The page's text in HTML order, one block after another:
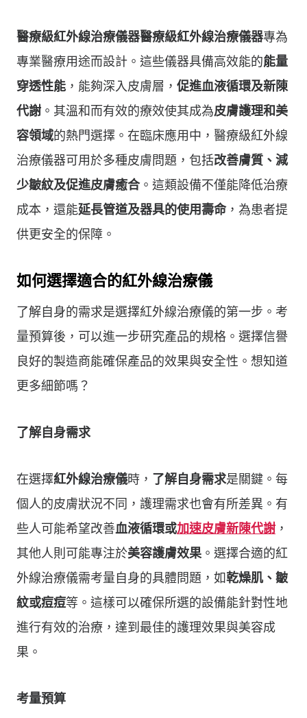
醫療級紅外線治療儀器醫療級紅外線治療儀器專為
專業醫療用途而設計。這些儀器具備高效能的能量
穿透性能 ，能夠深入皮膚層， 促進血液循環及新陳
代謝 。其溫和而有效的療效使其成為皮膚護理和美
容領域的熱門選擇。在臨床應用中，醫療級紅外線
治療儀器可用於多種皮膚問題，包括改善膚質、減
少皺紋及促進皮膚癒合。這類設備不僅能降低治療
成本，還能延長管道及器具的使用壽命，為患者提
供更安全的保障。
如何選擇適合的紅外線治療儀
了解自身的需求是選擇紅外線治療儀的第一步。考
量預算後，可以進一步研究產品的規格。選擇信譽
良好的製造商能確保產品的效果與安全性。想知道
更多細節嗎？
了解自身需求
在選擇紅外線治療儀時， 了解自身需求是關鍵。每
個人的皮膚狀況不同，護理需求也會有所差異。有
些人可能希望改善血液循環或加速皮膚新陳代謝 ，
其他人則可能專注於美容護膚效果 。選擇合適的紅
外線治療儀需考量自身的具體問題，如乾燥肌、皺
紋或痘痘等。這樣可以確保所選的設備能針對性地
進行有效的治療，達到最佳的護理效果與美容成
果。
考量預算